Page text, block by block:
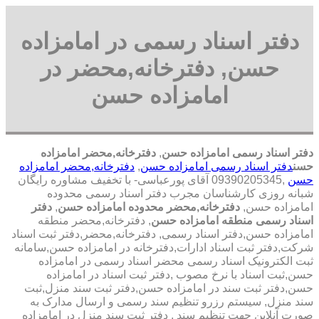
دفتر اسناد رسمی در امامزاده
حسن, دفترخانه,محضر در
امامزاده حسن
دفتر اسناد رسمی امامزاده حسن, دفترخانه,محضر امامزاده
حسندفتر اسناد رسمی امامزاده حسن, دفترخانه,محضر امامزاده
حسن
,09390205345 آقای پورعباسی- با تخفیف مشاوره رايگان
شبانه روزی کارشناسان مجرب دفتر اسناد رسمی محدوده
امامزاده حسن, دفترخانه,محضر محدوده امامزاده حسن, دفتر
اسناد رسمی منطقه امامزاده حسن, دفترخانه,محضر منطقه
امامزاده حسن,دفتر اسناد رسمی, دفترخانه,محضر,دفتر ثبت اسناد
شرکت,دفتر ثبت اسناد ادارات,دفترخانه در امامزاده حسن,سامانه
ثبت الکترونیک اسناد رسمی محضر اسناد رسمی در امامزاده
حسن,ثبت اسناد با نرخ مصوب ,دفتر ثبت اسناد در امامزاده
حسن,دفتر ثبت سند در امامزاده حسن,دفتر ثبت سند منزل,ثبت
سند منزل, سیستم رزرو تنظیم سند رسمی و ارسال مدارک به
صورت آنلاین جهت تنظیم سند , دفتر ثبت سند منزل در امامزاده